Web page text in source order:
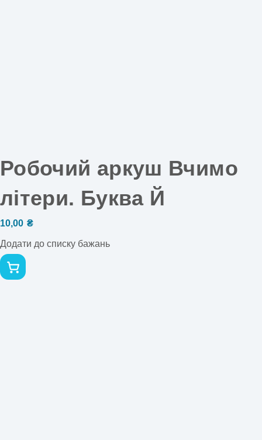
Робочий аркуш Вчимо
літери. Буква Й
10,00 ₴
Додати до списку бажань